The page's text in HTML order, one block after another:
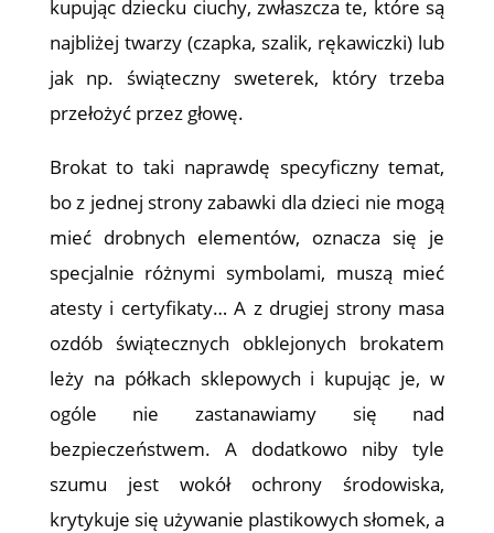
kupując dziecku ciuchy, zwłaszcza te, które są
najbliżej twarzy (czapka, szalik, rękawiczki) lub
jak np. świąteczny sweterek, który trzeba
przełożyć przez głowę.
Brokat to taki naprawdę specyficzny temat,
bo z jednej strony zabawki dla dzieci nie mogą
mieć drobnych elementów, oznacza się je
specjalnie różnymi symbolami, muszą mieć
atesty i certyfikaty… A z drugiej strony masa
ozdób świątecznych obklejonych brokatem
leży na półkach sklepowych i kupując je, w
ogóle nie zastanawiamy się nad
bezpieczeństwem. A dodatkowo niby tyle
szumu jest wokół ochrony środowiska,
krytykuje się używanie plastikowych słomek, a